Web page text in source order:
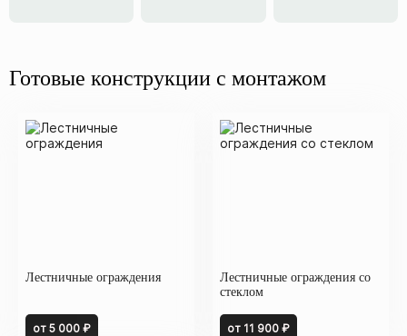
Готовые конструкции с монтажом
Лестничные ограждения
от 5 000 ₽
Лестничные ограждения со
стеклом
от 11 900 ₽